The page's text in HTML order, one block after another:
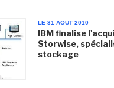
LE 31 AOUT 2010
IBM finalise
Storwise,
stockage